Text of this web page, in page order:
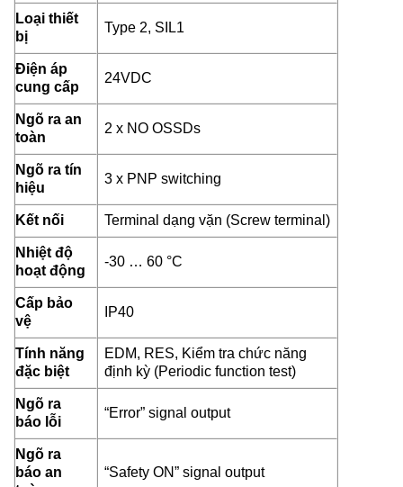
Loại thiết
bị
Type 2, SIL1
Điện áp
cung cấp
24VDC
Ngõ ra an
toàn
2 x NO OSSDs
Ngõ ra tín
hiệu
3 x PNP switching
Kết nối Terminal dạng vặn (Screw terminal)
Nhiệt độ
hoạt động
-30 … 60 °C
Cấp bảo
vệ
IP40
Tính năng
đặc biệt
EDM, RES, Kiểm tra chức năng
định kỳ (Periodic function test)
Ngõ ra
báo lỗi
“Error” signal output
Ngõ ra
báo an
“Safety ON” signal output